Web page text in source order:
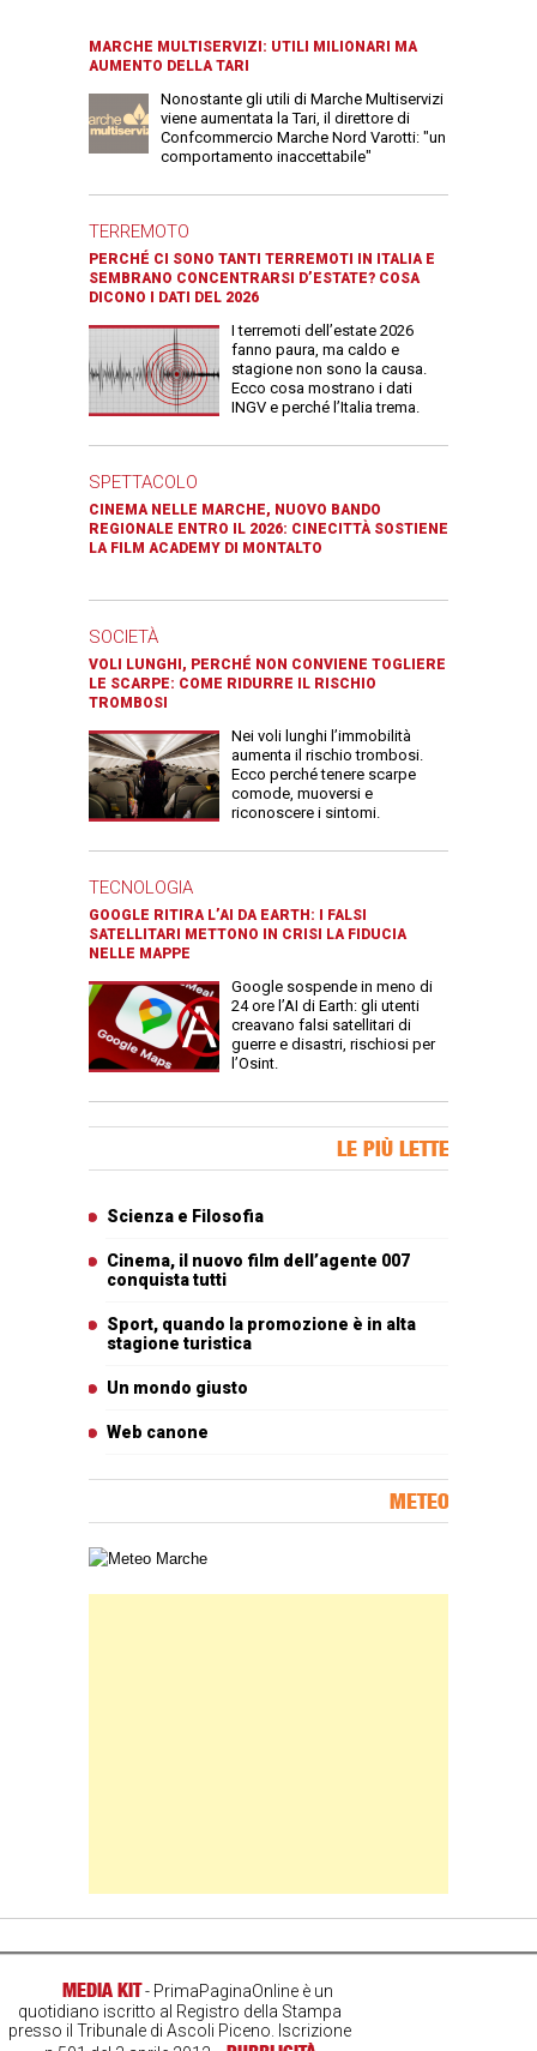
MARCHE MULTISERVIZI: UTILI MILIONARI MA
AUMENTO DELLA TARI
Nonostante gli utili di Marche Multiservizi
viene aumentata la Tari, il direttore di
Confcommercio Marche Nord Varotti: "un
comportamento inaccettabile"
TERREMOTO
PERCHÉ CI SONO TANTI TERREMOTI IN ITALIA E
SEMBRANO CONCENTRARSI D’ESTATE? COSA
DICONO I DATI DEL 2026
I terremoti dell’estate 2026
fanno paura, ma caldo e
stagione non sono la causa.
Ecco cosa mostrano i dati
INGV e perché l’Italia trema.
SPETTACOLO
CINEMA NELLE MARCHE, NUOVO BANDO
REGIONALE ENTRO IL 2026: CINECITTÀ SOSTIENE
LA FILM ACADEMY DI MONTALTO
SOCIETÀ
VOLI LUNGHI, PERCHÉ NON CONVIENE TOGLIERE
LE SCARPE: COME RIDURRE IL RISCHIO
TROMBOSI
Nei voli lunghi l’immobilità
aumenta il rischio trombosi.
Ecco perché tenere scarpe
comode, muoversi e
riconoscere i sintomi.
TECNOLOGIA
GOOGLE RITIRA L’AI DA EARTH: I FALSI
SATELLITARI METTONO IN CRISI LA FIDUCIA
NELLE MAPPE
Google sospende in meno di
24 ore l’AI di Earth: gli utenti
creavano falsi satellitari di
guerre e disastri, rischiosi per
l’Osint.
LE PIÙ LETTE
Scienza e Filosofia
Cinema, il nuovo film dell’agente 007
conquista tutti
Sport, quando la promozione è in alta
stagione turistica
Un mondo giusto
Web canone
METEO
Carta meteorologica delle Marche
MEDIA KIT- PrimaPaginaOnline è un
quotidiano iscritto al Registro della Stampa
presso il Tribunale di Ascoli Piceno. Iscrizione